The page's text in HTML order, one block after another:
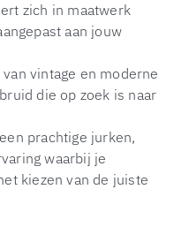
zich in maatwerk
aan jouw
vintage en moderne
die op zoek is naar
prachtige jurken,
waarbij je
kiezen van de juiste